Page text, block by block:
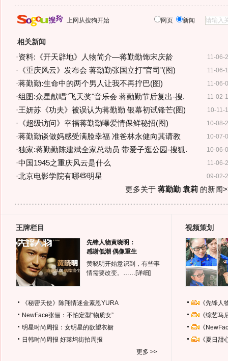
上网从搜狗开始 网页 新闻
相关新闻
11-06-
·资料:《开天辟地》人物简介—蒋勤勤饰宋庆龄
11-06-
· 《重庆风云》发布会 蒋勤勤张国立打"官司"(图)
11-06-
·蒋勤勤:生命中的两个男人让我不再拧巴(图)
11-02-
·组图:众星献唱"飞天奖"音乐会 蒋勤勤节后复出-搜.
10-11-
·王妍苏《功夫》被误认为蒋勤勤 银幕初试锋芒(图)
10-08-
· 《超级访问》幸福蒋勤勤曝爱情保鲜秘招(图)
10-07-
·蒋勤勤谈做妈感受满脸幸福 准爸林永健向其请教
10-06-
·独家:蒋勤勤陈建斌全家总动员 带爱子逛公园-搜狐.
11-06-
·中国1945之重庆风云是什么
09-02-
·北京电影学院有哪些明星
更多关于 蒋勤勤 袁莉的新闻
王牌栏目
先锋人物黄晓明：
感谢低潮 偶像重生
黄晓明开始意识到，有些事
情需要改变。…… [详细]
《秘密天使》陈翔情迷金素恩YURA
NewFace张俪：不怕定型“物质女”
明星时尚周报：女明星的欲望衣橱
日韩时尚周报 好莱坞街拍周报
更多 >>
视频策划
《先锋
《综艺
《
《夏日